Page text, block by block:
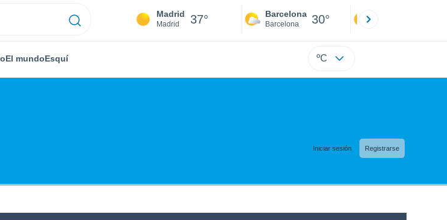
Madrid
Madrid 37° Barcelona
Barcelona 30°
El mundoEsquí ºC
Iniciar sesión Registrarse